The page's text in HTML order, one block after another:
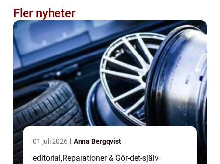
Fler nyheter
01 juli 2026 Anna Bergqvist
editorial,Reparationer & Gör-det-själv